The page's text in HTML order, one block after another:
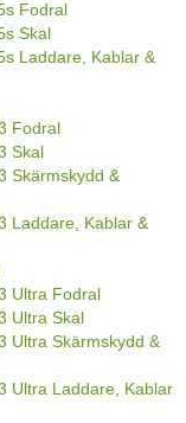
Fodral
Skal
Laddare, Kablar &
Fodral
Skal
Skärmskydd &
Laddare, Kablar &
Ultra Fodral
Ultra Skal
Ultra Skärmskydd &
Ultra Laddare, Kablar